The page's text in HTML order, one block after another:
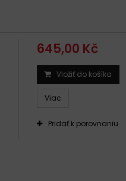
645,00 Kč
Vložiť do košíka
Viac
Pridať k porovnaniu